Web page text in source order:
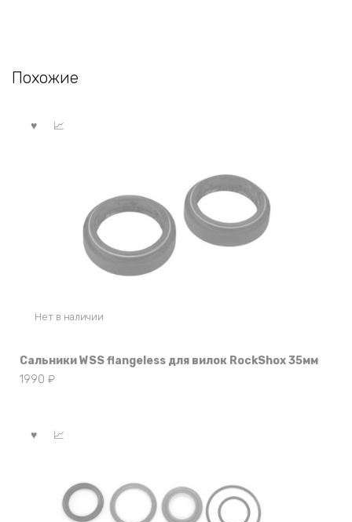
Похожие
Нет в наличии
Сальники WSS flangeless для вилок RockShox 35мм
1990 ₽